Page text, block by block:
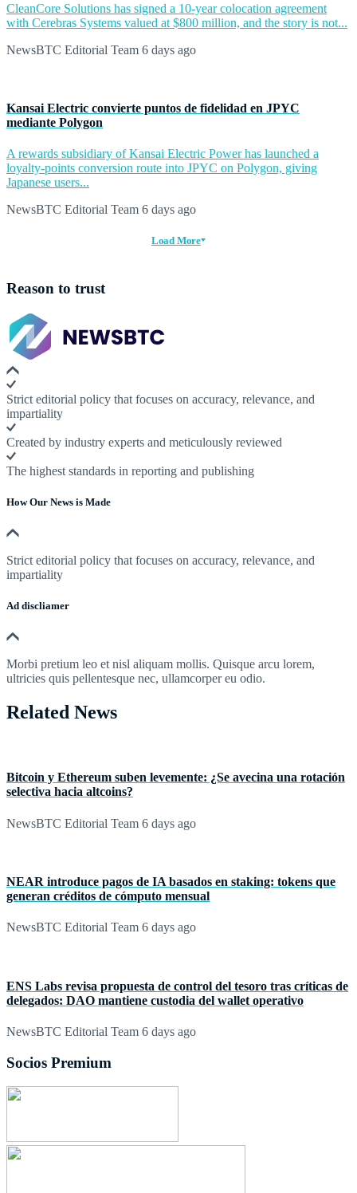
CleanCore Solutions has signed a 10-year colocation agreement
with Cerebras Systems valued at $800 million, and the story is not...
NewsBTC Editorial Team 6 days ago
Kansai Electric convierte puntos de fidelidad en JPYC
mediante Polygon
A rewards subsidiary of Kansai Electric Power has launched a
loyalty-points conversion route into JPYC on Polygon, giving
Japanese users...
NewsBTC Editorial Team 6 days ago
Load More
Reason to trust
Strict editorial policy that focuses on accuracy, relevance, and
impartiality
Created by industry experts and meticulously reviewed
The highest standards in reporting and publishing
How Our News is Made
Strict editorial policy that focuses on accuracy, relevance, and
impartiality
Ad discliamer
Morbi pretium leo et nisl aliquam mollis. Quisque arcu lorem,
ultricies quis pellentesque nec, ullamcorper eu odio.
Related News
Bitcoin y Ethereum suben levemente: ¿Se avecina una rotación
selectiva hacia altcoins?
NewsBTC Editorial Team 6 days ago
NEAR introduce pagos de IA basados en staking: tokens que
generan créditos de cómputo mensual
NewsBTC Editorial Team 6 days ago
ENS Labs revisa propuesta de control del tesoro tras críticas de
delegados: DAO mantiene custodia del wallet operativo
NewsBTC Editorial Team 6 days ago
Socios Premium